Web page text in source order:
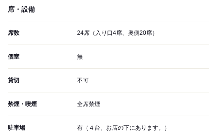
席・設備
席数 24席（入り口4席、奥側20席）
個室 無
貸切 不可
禁煙・喫煙 全席禁煙
駐車場 有（４台。お店の下にあります。）